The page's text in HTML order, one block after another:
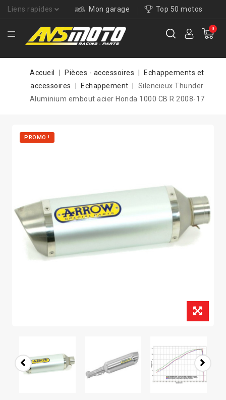
Liens rapides Mon garage Top 50 motos
0
Accueil Pièces - accessoires
Echappements et
accessoires
Echappement
Silencieux Thunder
Aluminium embout acier Honda 1000 CB R 2008-17
PROMO !